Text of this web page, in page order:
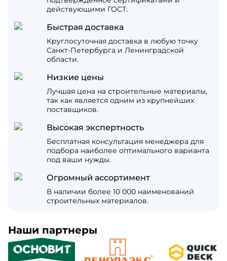
действующими ГОСТ.
Быстрая доставка
Круглосуточная доставка в любую точку
Санкт-Петербурга и Ленинградской
области.
Низкие цены
Лучшая цена на строительные материалы,
так как является одним из крупнейших
поставщиков.
Высокая экспертность
Бесплатная консультация менеджера для
подбора наиболее оптимального варианта
под ваши нужды.
Огромный ассортимент
В наличии более 10 000 наименований
строительных материалов.
Наши партнеры